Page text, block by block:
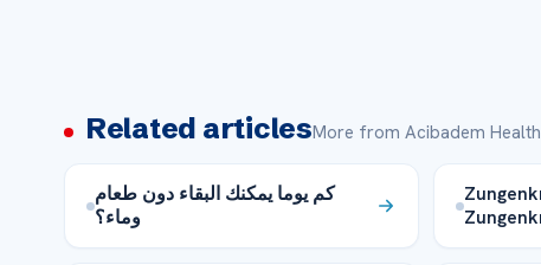
Related articlesMore from Acibadem
كم يوما يمكنك البقاء دون طعام
وماء؟